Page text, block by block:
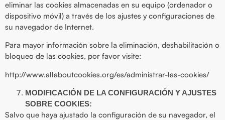
eliminar las cookies almacenadas en su equipo (ordenador o
dispositivo móvil) a través de los ajustes y configuraciones de
su navegador de Internet.
Para mayor información sobre la eliminación, deshabilitación o
bloqueo de las cookies, por favor visite:
http://www.allaboutcookies.org/es/administrar-las-cookies/
MODIFICACIÓN DE LA CONFIGURACIÓN Y AJUSTES
SOBRE COOKIES:
Salvo que haya ajustado la configuración de su navegador, el